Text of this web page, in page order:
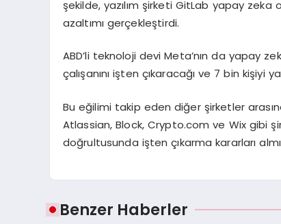
şekilde, yazılım şirketi GitLab yapay zeka
azaltımı gerçekleştirdi.
ABD’li teknoloji devi Meta’nın da yapay
çalışanını işten çıkaracağı ve 7 bin kişiyi
Bu eğilimi takip eden diğer şirketler
Atlassian, Block, Crypto.com ve Wix gibi
doğrultusunda işten çıkarma kararları
Benzer Haberler